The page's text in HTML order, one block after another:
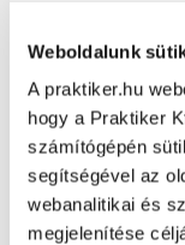
Weboldalunk
A praktiker.hu
hogy a Praktiker
számítógépén
segítségével az
webanalitikai és
megjelenítése